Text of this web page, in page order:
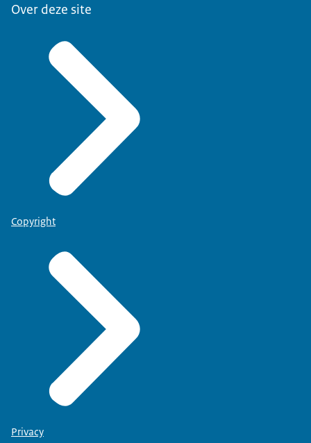
Over deze site
Copyright
Privacy